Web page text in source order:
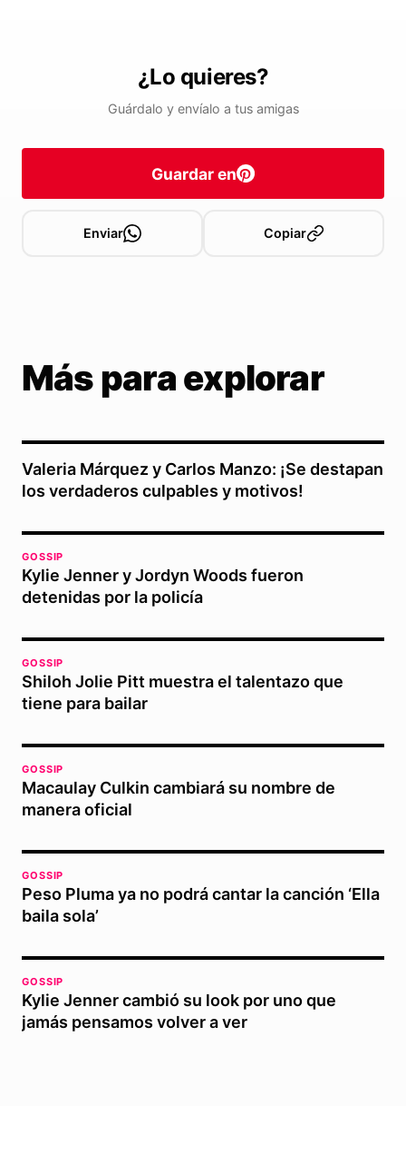
¿Lo quieres?
Guárdalo y envíalo a tus amigas
Guardar en
Enviar Copiar
Más para explorar
Valeria Márquez y Carlos Manzo: ¡Se destapan
los verdaderos culpables y motivos!
GOSSIP
Kylie Jenner y Jordyn Woods fueron
detenidas por la policía
GOSSIP
Shiloh Jolie Pitt muestra el talentazo que
tiene para bailar
GOSSIP
Macaulay Culkin cambiará su nombre de
manera oficial
GOSSIP
Peso Pluma ya no podrá cantar la canción ‘Ella
baila sola’
GOSSIP
Kylie Jenner cambió su look por uno que
jamás pensamos volver a ver